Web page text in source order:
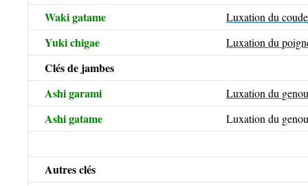
Waki gatame Luxation du
Yuki chigae Luxation du
Clés de jambes
Ashi garami
Luxation du
Ashi gatame Luxation du
Autres clés